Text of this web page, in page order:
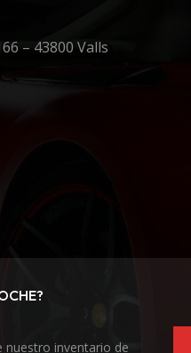
– 43800 Valls
nuestro inventario de